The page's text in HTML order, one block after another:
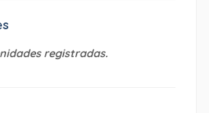
registradas.